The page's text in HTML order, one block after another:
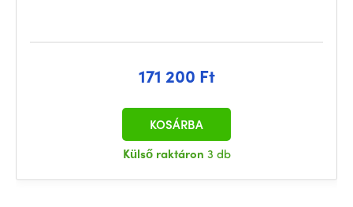
171 200 Ft
Külső raktáron 3 db
KOSÁRBA